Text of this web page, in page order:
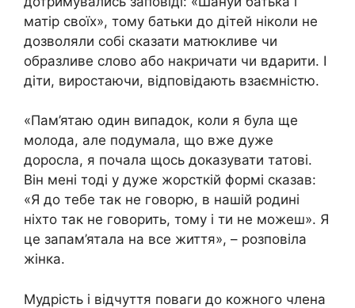
матір своїх», тому батьки до дітей ніколи не
дозволяли собі сказати матюкливе чи
образливе слово або накричати чи вдарити. І
діти, виростаючи, відповідають взаємністю.
«Пам’ятаю один випадок, коли я була ще
молода, але подумала, що вже дуже
доросла, я почала щось доказувати татові.
Він мені тоді у дуже жорсткій формі сказав:
«Я до тебе так не говорю, в нашій родині
ніхто так не говорить, тому і ти не можеш». Я
це запам’ятала на все життя», – розповіла
жінка.
Мудрість і відчуття поваги до кожного члена